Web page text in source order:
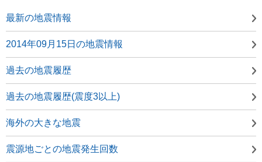
最新の地震情報
2014年09月15日の地震情報
過去の地震履歴
過去の地震履歴(震度3以上)
海外の大きな地震
震源地ごとの地震発生回数